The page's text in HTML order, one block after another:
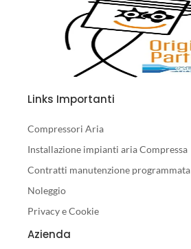
Links Importanti
Compressori Aria
Installazione impianti aria Compressa
Contratti manutenzione programmata
Noleggio
Privacy e Cookie
Azienda